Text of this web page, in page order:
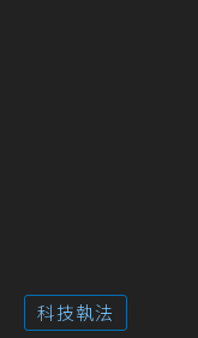
科技執法